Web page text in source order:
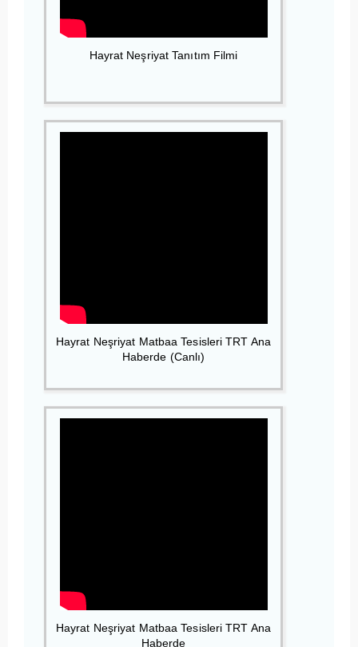
Hayrat Neşriyat Tanıtım Filmi
Hayrat Neşriyat Matbaa Tesisleri TRT Ana
Haberde (Canlı)
Hayrat Neşriyat Matbaa Tesisleri TRT Ana
Haberde